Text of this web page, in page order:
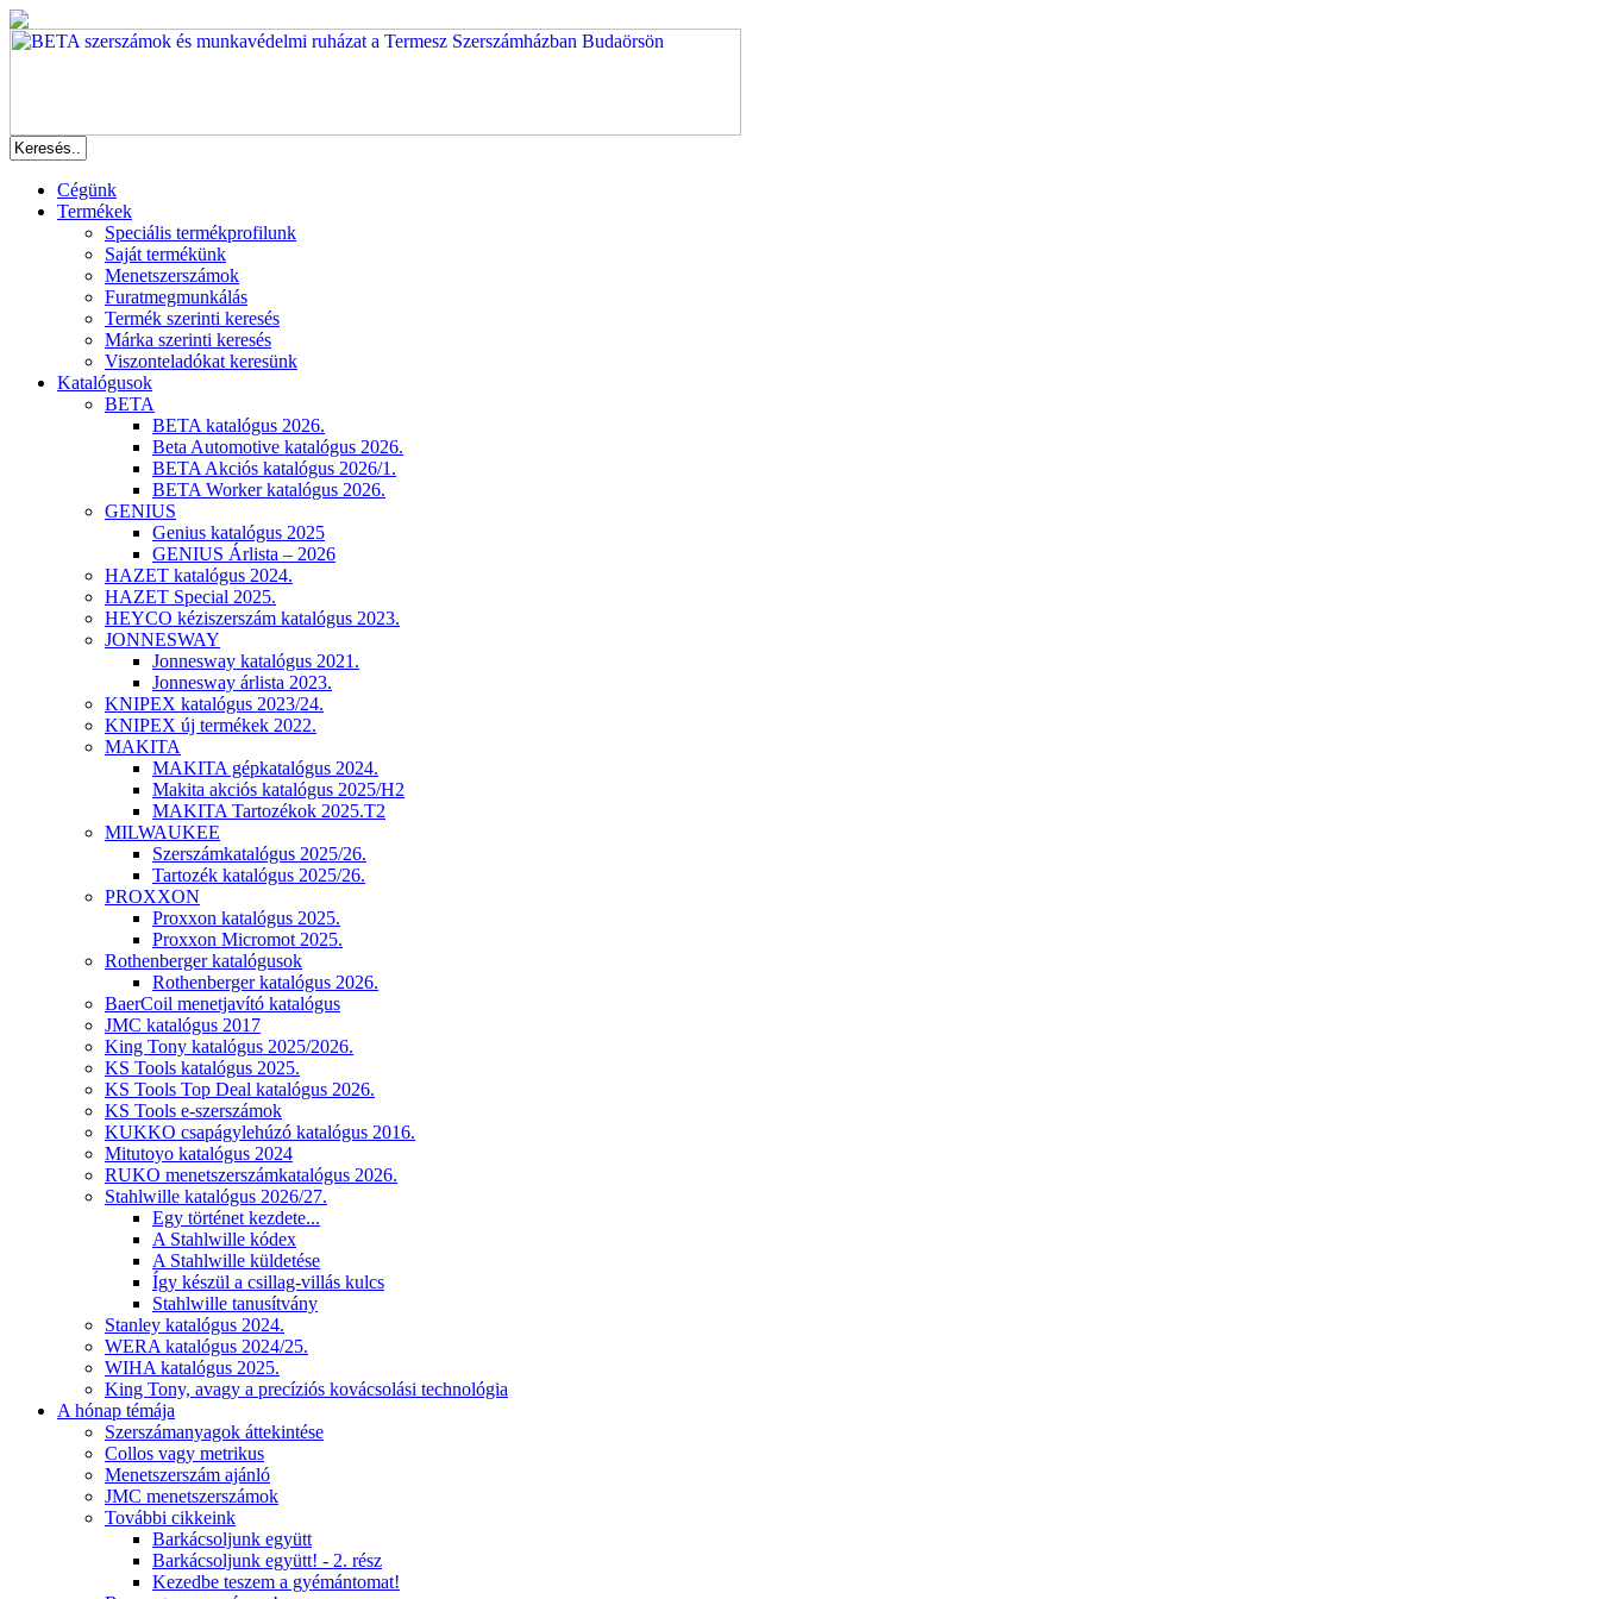
Cégünk
Termékek
Speciális termékprofilunk
Saját termékünk
Menetszerszámok
Furatmegmunkálás
Termék szerinti keresés
Márka szerinti keresés
Viszonteladókat keresünk
Katalógusok
BETA
BETA katalógus 2026.
Beta Automotive katalógus 2026.
BETA Akciós katalógus 2026/1.
BETA Worker katalógus 2026.
GENIUS
Genius katalógus 2025
GENIUS Árlista – 2026
HAZET katalógus 2024.
HAZET Special 2025.
HEYCO kéziszerszám katalógus 2023.
JONNESWAY
Jonnesway katalógus 2021.
Jonnesway árlista 2023.
KNIPEX katalógus 2023/24.
KNIPEX új termékek 2022.
MAKITA
MAKITA gépkatalógus 2024.
Makita akciós katalógus 2025/H2
MAKITA Tartozékok 2025.T2
MILWAUKEE
Szerszámkatalógus 2025/26.
Tartozék katalógus 2025/26.
PROXXON
Proxxon katalógus 2025.
Proxxon Micromot 2025.
Rothenberger katalógusok
Rothenberger katalógus 2026.
BaerCoil menetjavító katalógus
JMC katalógus 2017
King Tony katalógus 2025/2026.
KS Tools katalógus 2025.
KS Tools Top Deal katalógus 2026.
KS Tools e-szerszámok
KUKKO csapágylehúzó katalógus 2016.
Mitutoyo katalógus 2024
RUKO menetszerszámkatalógus 2026.
Stahlwille katalógus 2026/27.
Egy történet kezdete...
A Stahlwille kódex
A Stahlwille küldetése
Így készül a csillag-villás kulcs
Stahlwille tanusítvány
Stanley katalógus 2024.
WERA katalógus 2024/25.
WIHA katalógus 2025.
King Tony, avagy a precíziós kovácsolási technológia
A hónap témája
Szerszámanyagok áttekintése
Collos vagy metrikus
Menetszerszám ajánló
JMC menetszerszámok
További cikkeink
Barkácsoljunk együtt
Barkácsoljunk együtt! - 2. rész
Kezedbe teszem a gyémántomat!